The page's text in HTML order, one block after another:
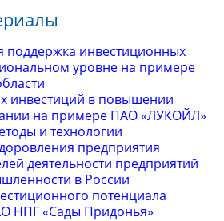
поддержка инвестиционных
уровне на примере
инвестиций в повышении
на примере ПАО «ЛУКОЙЛ»
и технологии
предприятия
деятельности предприятий
в России
потенциала
НПГ «Сады Придонья»